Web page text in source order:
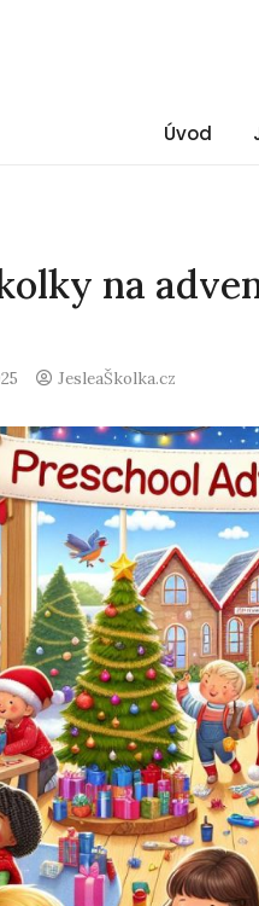
Úvod
na
JesleaŠkolka.cz